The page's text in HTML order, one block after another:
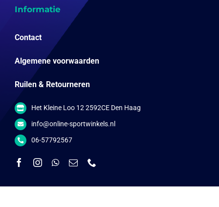
Informatie
Contact
Algemene voorwaarden
Ruilen & Retourneren
Het Kleine Loo 12 2592CE Den Haag
info@online-sportwinkels.nl
06-57792567